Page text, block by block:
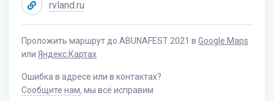
rvland.ru
Проложить маршрут до ABUNAFEST 2021 в Google Maps
или Яндекс.Картах
Ошибка в адресе или в контактах?
Сообщите нам, мы всё исправим